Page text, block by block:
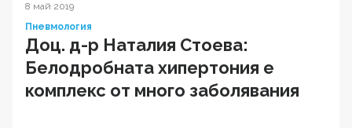
8 май 2019
Пневмология
Доц. д-р Наталия Стоева:
Белодробната хипертония е
комплекс от много заболявания